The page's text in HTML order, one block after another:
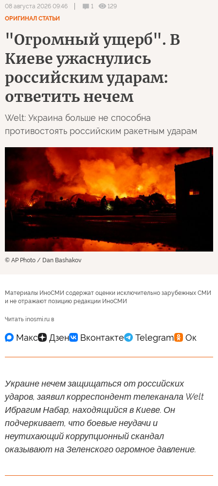
08 августа 2026 09:46 1
129
ОРИГИНАЛ СТАТЬИ
"Огромный ущерб". В
Киеве ужаснулись
российским ударам:
ответить нечем
Welt: Украина больше не способна
противостоять российским ракетным ударам
© AP Photo / Dan Bashakov
Материалы ИноСМИ содержат оценки исключительно зарубежных СМИ
и не отражают позицию редакции ИноСМИ
Читать inosmi.ru в
Украине нечем защищаться от российских
ударов, заявил корреспондент телеканала Welt
Ибрагим Набар, находящийся в Киеве. Он
подчеркивает, что боевые неудачи и
неутихающий коррупционный скандал
оказывают на Зеленского огромное давление.